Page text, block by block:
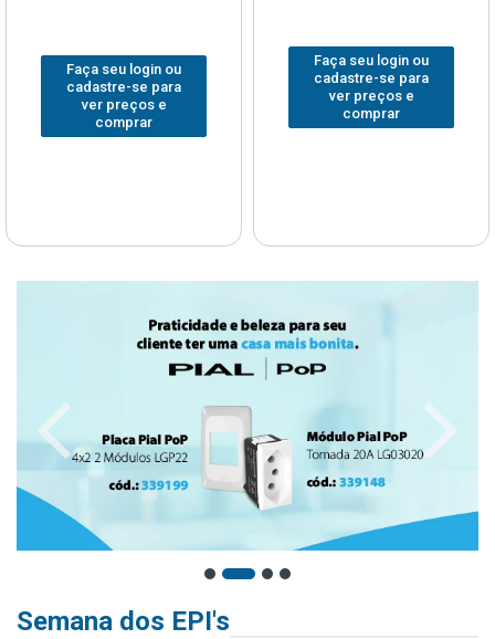
Faça seu login ou
cadastre-se para
ver preços e
comprar
Faça seu login ou
cadastre-se para
ver preços e
comprar
Semana dos EPI's